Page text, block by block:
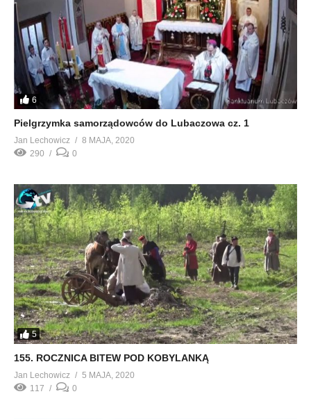
6
Pielgrzymka samorządowców do Lubaczowa cz. 1
Jan Lechowicz
8 MAJA, 2020
290
0
5
155. ROCZNICA BITEW POD KOBYLANKĄ
Jan Lechowicz
5 MAJA, 2020
117
0